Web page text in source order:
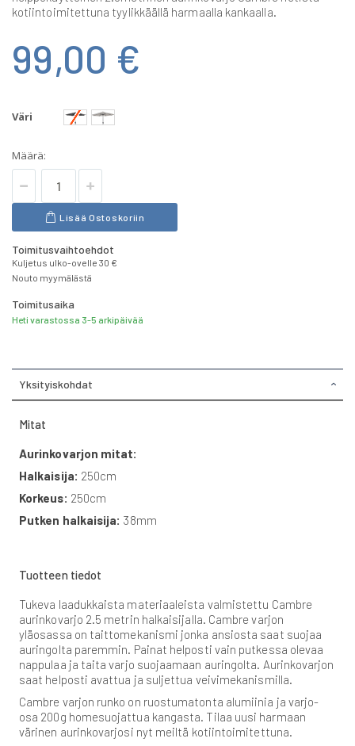
kotiintoimitettuna tyylikkäällä harmaalla kankaalla.
99,00 €
Väri
Määrä:
Lisää Ostoskoriin
Toimitusvaihtoehdot
Kuljetus ulko-ovelle 30 €
Nouto myymälästä
Toimitusaika
Heti varastossa 3-5 arkipäivää
Yksityiskohdat
Mitat
Aurinkovarjon mitat:
Halkaisija: 250cm
Korkeus: 250cm
Putken halkaisija: 38mm
Tuotteen tiedot
Tukeva laadukkaista materiaaleista valmistettu Cambre
aurinkovarjo 2.5 metrin halkaisijalla. Cambre varjon
yläosassa on taittomekanismi jonka ansiosta saat suojaa
auringolta paremmin. Painat helposti vain putkessa olevaa
nappulaa ja taita varjo suojaamaan auringolta. Aurinkovarjon
saat helposti avattua ja suljettua veivimekanismilla.
Cambre varjon runko on ruostumatonta alumiinia ja varjo-
osa 200g homesuojattua kangasta. Tilaa uusi harmaan
värinen aurinkovarjosi nyt meiltä kotiintoimitettuna.